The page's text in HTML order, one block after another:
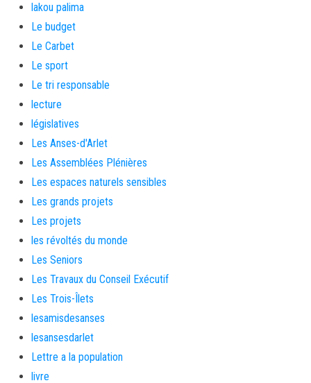
lakou palima
Le budget
Le Carbet
Le sport
Le tri responsable
lecture
législatives
Les Anses-d'Arlet
Les Assemblées Plénières
Les espaces naturels sensibles
Les grands projets
Les projets
les révoltés du monde
Les Seniors
Les Travaux du Conseil Exécutif
Les Trois-Îlets
lesamisdesanses
lesansesdarlet
Lettre a la population
livre